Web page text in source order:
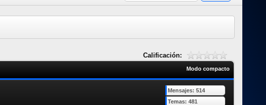
Calificación:
Modo compacto
Mensajes: 514
Temas: 481